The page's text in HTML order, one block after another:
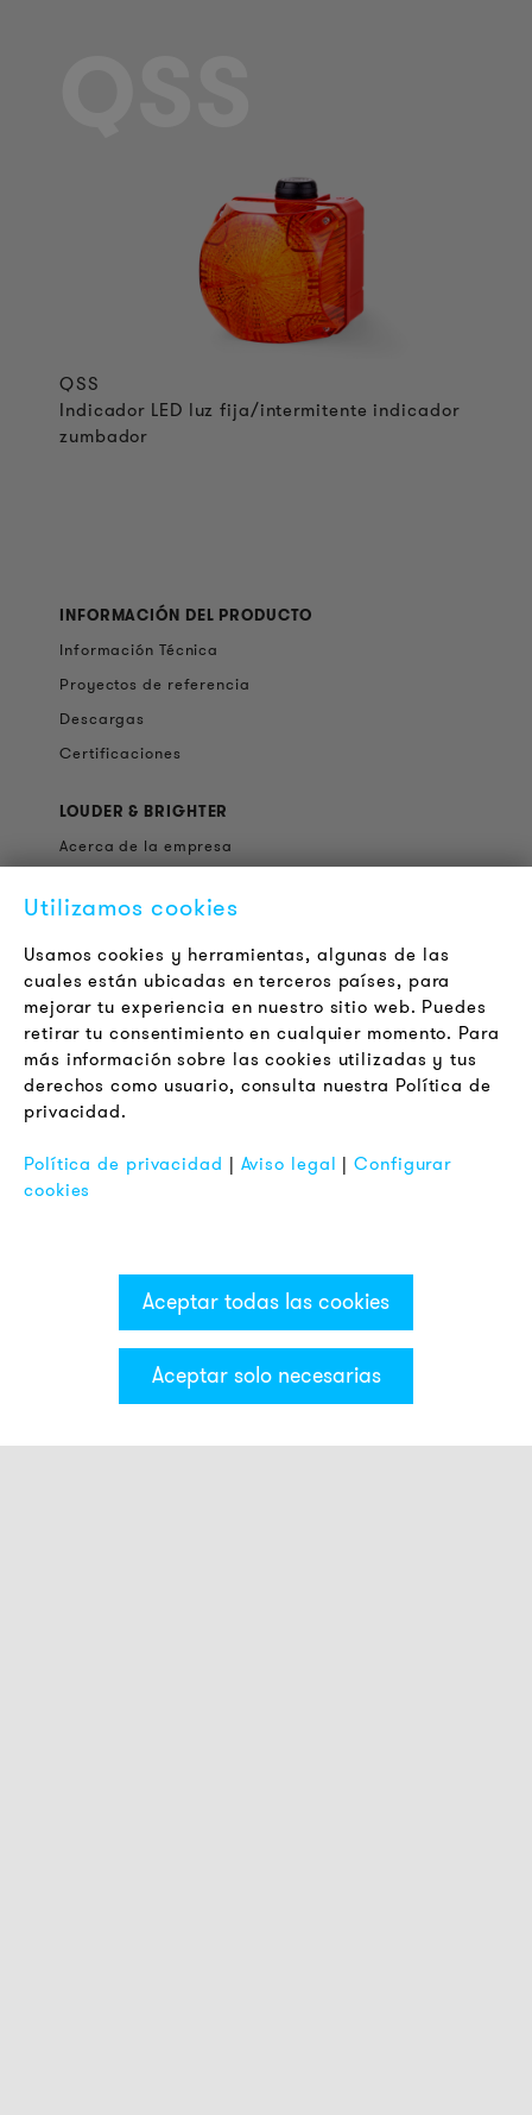
Categorías & Filter
QSS
Indicador LED luz fija/intermitente indicador
zumbador
INFORMACIÓN DEL PRODUCTO
Información Técnica
Proyectos de referencia
Descargas
Certificaciones
LOUDER & BRIGHTER
Acerca de la empresa
Jobs
Boletín
LEGAL
Terminos y Condiciones Generales
Aviso de Privacidad
Pie de Imprenta
Utilizamos cookies
Usamos cookies y herramientas, algunas de las
cuales están ubicadas en terceros países, para
mejorar tu experiencia en nuestro sitio web. Puedes
retirar tu consentimiento en cualquier momento. Para
más información sobre las cookies utilizadas y tus
derechos como usuario, consulta nuestra Política de
privacidad.
Política de privacidad | Aviso legal |Configurar
cookies
Aceptar todas las cookies
Aceptar solo necesarias